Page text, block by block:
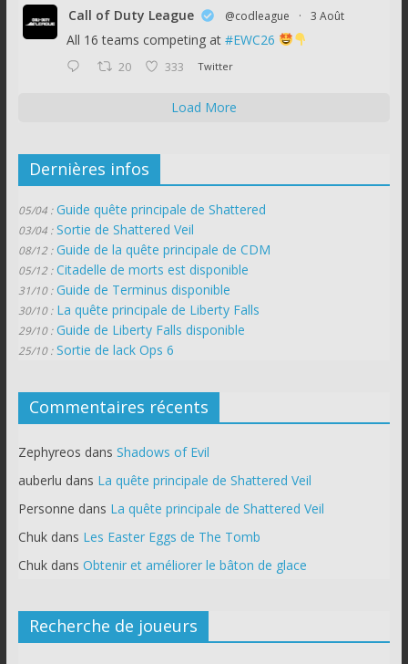
Call of Duty League @codleague · 3 Août
All 16 teams competing at #EWC26
20 333 Twitter
Load More
Dernières infos
05/04 : Guide quête principale de Shattered
03/04 : Sortie de Shattered Veil
08/12 : Guide de la quête principale de CDM
05/12 : Citadelle de morts est disponible
31/10 : Guide de Terminus disponible
30/10 : La quête principale de Liberty Falls
29/10 : Guide de Liberty Falls disponible
25/10 : Sortie de lack Ops 6
Commentaires récents
Zephyreos dans Shadows of Evil
auberlu dans La quête principale de Shattered Veil
Personne dans La quête principale de Shattered Veil
Chukdans Les Easter Eggs de The Tomb
Chukdans Obtenir et améliorer le bâton de glace
Recherche de joueurs